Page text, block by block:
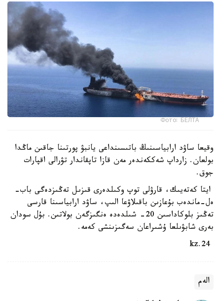
Фото: БЕЛТА
وقيعا ساۋد ارابياسىنىڭ باتىسىنداعى يانبۋ پورتىنا جاقىن ماڭدا
بولعان. زارداپ شەككەندەر مەن قازا تاپقاندار تۋرالى اقپارات
جوق.
ايتا كەتەيىك، قارۋلى توپ وكىلدەرى قىزىل تەڭىزدەگى باب-
ەل-ماندەب بۇعازىن باقىلاۋعا الىپ، ساۋد ارابياسىنا قارسى
تەڭىز بلوكاداسىن 20- شىلدەدە ەنگىزگەن بولاتىن. بۇل سودان
بەرى شابۋىلعا ۇشىراعان سەگىزىنشى كەمە.
الەم